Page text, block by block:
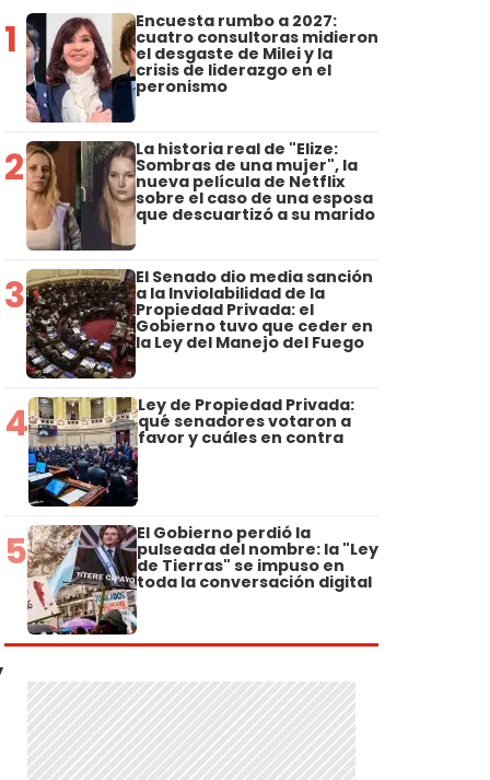
1 Encuesta rumbo a 2027:
cuatro consultoras midieron
el desgaste de Milei y la
crisis de liderazgo en el
peronismo
2 La historia real de "Elize:
Sombras de una mujer", la
nueva película de Netflix
sobre el caso de una esposa
que descuartizó a su marido
3 El Senado dio media sanción
a la Inviolabilidad de la
Propiedad Privada: el
Gobierno tuvo que ceder en
la Ley del Manejo del Fuego
4 Ley de Propiedad Privada:
qué senadores votaron a
favor y cuáles en contra
5 El Gobierno perdió la
pulseada del nombre: la "Ley
de Tierras" se impuso en
toda la conversación digital